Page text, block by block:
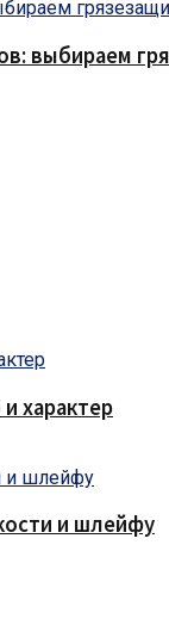
выбираем
характер
и шлейфу